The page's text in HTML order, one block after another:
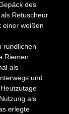
des
Retuscheur
einer weißen
rundlichen
Riemen
als
und
als
erlegte